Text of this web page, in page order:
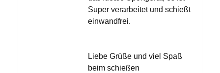
Super verarbeitet und schießt
einwandfrei.
Liebe Grüße und viel Spaß
beim schießen